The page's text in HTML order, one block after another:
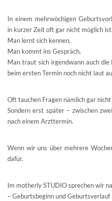
In einem mehrwöchigen
in kurzer Zeit oft gar nicht möglich ist.
Man lernt sich kennen.
Man kommt ins Gespräch.
Man traut sich irgendwann auch
beim ersten Termin noch nicht laut
Oft tauchen Fragen nämlich gar
Sondern erst später – zwischen
nach einem Arzttermin.
Wenn wir uns über mehrere
dafür.
Im motherly STUDIO sprechen wir
– Geburtsbeginn und Geburtsverlauf